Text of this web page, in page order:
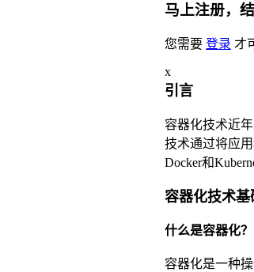
马上注册，
您需要 登录 才
x
引言
容器化技术近
技术通过将应
Docker和
容器化技术基
什么是容器化？
容器化是一种